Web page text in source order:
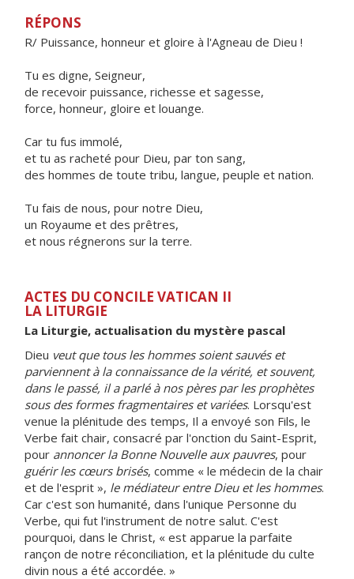
RÉPONS
R/ Puissance, honneur et gloire à l'Agneau de Dieu !
Tu es digne, Seigneur,
de recevoir puissance, richesse et sagesse,
force, honneur, gloire et louange.
Car tu fus immolé,
et tu as racheté pour Dieu, par ton sang,
des hommes de toute tribu, langue, peuple et nation.
Tu fais de nous, pour notre Dieu,
un Royaume et des prêtres,
et nous régnerons sur la terre.
ACTES DU CONCILE VATICAN II
LA LITURGIE
La Liturgie, actualisation du mystère pascal
Dieu veut que tous les hommes soient sauvés et
parviennent à la connaissance de la vérité, et souvent,
dans le passé, il a parlé à nos pères par les prophètes
sous des formes fragmentaires et variées. Lorsqu'est
venue la plénitude des temps, Il a envoyé son Fils, le
Verbe fait chair, consacré par l'onction du Saint-Esprit,
pour annoncer la Bonne Nouvelle aux pauvres, pour
guérir les cœurs brisés, comme « le médecin de la chair
et de l'esprit », le médiateur entre Dieu et les hommes.
Car c'est son humanité, dans l'unique Personne du
Verbe, qui fut l'instrument de notre salut. C'est
pourquoi, dans le Christ, « est apparue la parfaite
rançon de notre réconciliation, et la plénitude du culte
divin nous a été accordée. »